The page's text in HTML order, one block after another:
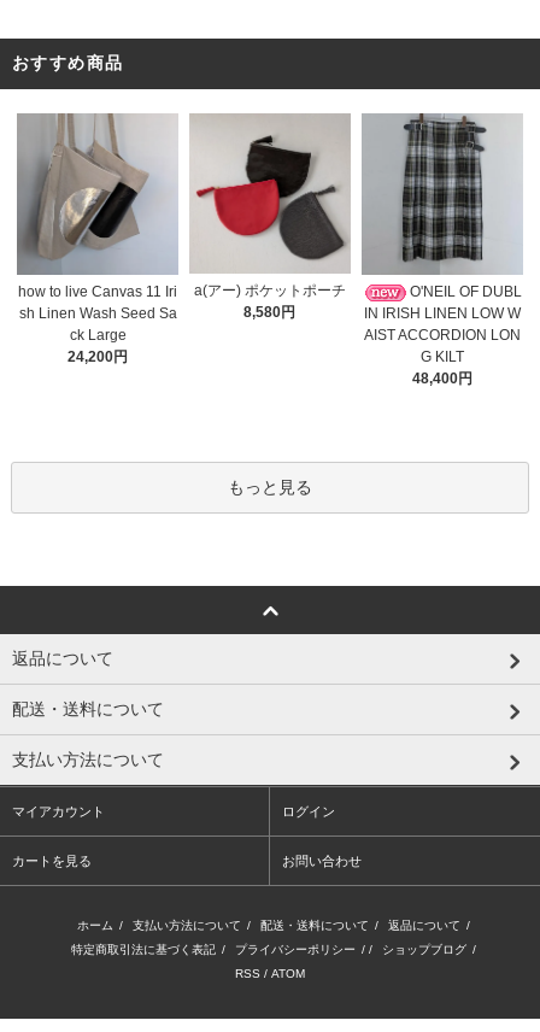
おすすめ商品
how to live Canvas 11 Iri
sh Linen Wash Seed Sa
ck Large
24,200円
a(アー) ポケットポーチ
8,580円
O'NEIL OF DUBL
IN IRISH LINEN LOW W
AIST ACCORDION LON
G KILT
48,400円
もっと見る
返品について
配送・送料について
支払い方法について
マイアカウント ログイン
カートを見る お問い合わせ
ホーム / 支払い方法について / 配送・送料について / 返品について /
特定商取引法に基づく表記 / プライバシーポリシー / / ショップブログ /
RSS / ATOM